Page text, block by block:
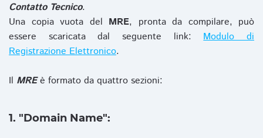
Contatto Tecnico.
Una copia vuota del MRE, pronta da compilare, può
essere scaricata dal seguente link:Modulo di
Registrazione Elettronico.
Il MREè formato da quattro sezioni:
1. "Domain Name":